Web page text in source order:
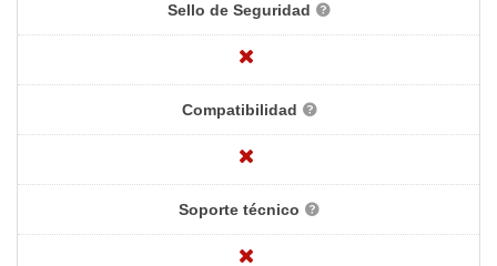
Sello de Seguridad
Compatibilidad
Soporte técnico